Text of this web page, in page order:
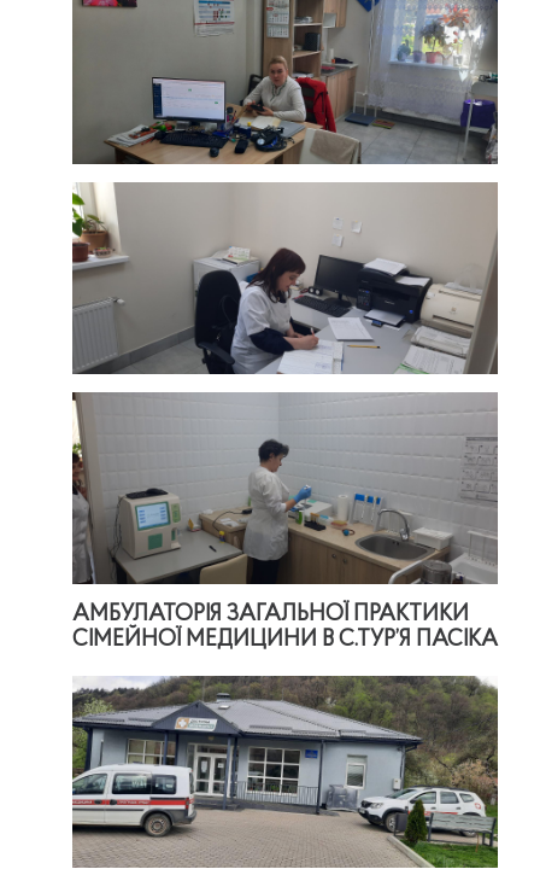
АМБУЛАТОРІЯ ЗАГАЛЬНОЇ ПРАКТИКИ
СІМЕЙНОЇ МЕДИЦИНИ В С.ТУР’Я ПАСІКА